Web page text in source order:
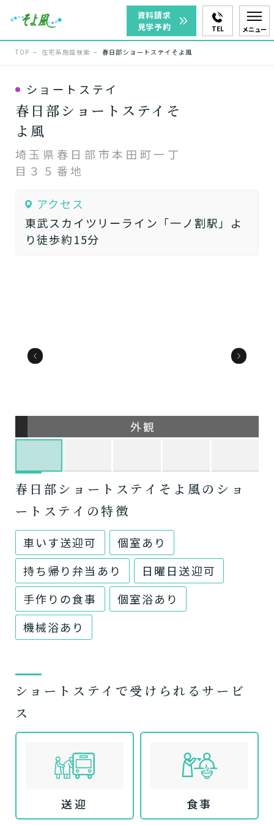
資料請求
見学予約
TEL メニュー
TOP 在宅系施設検索 春日部ショートステイそよ風
ショートステイ
春日部ショートステイそ
よ風
埼玉県春日部市本田町一丁
目３５番地
アクセス
東武スカイツリーライン「一ノ割駅」よ
り徒歩約15分
外観
春日部ショートステイそよ風のショ
ートステイの特徴
車いす送迎可
個室あり
持ち帰り弁当あり
日曜日送迎可
手作りの食事
個室浴あり
機械浴あり
ショートステイで受けられるサービ
ス
送迎 食事